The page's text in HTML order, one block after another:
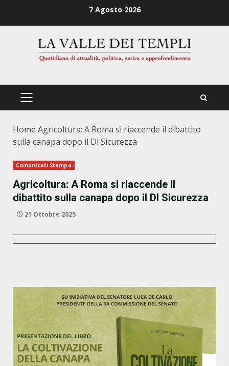
7 Agosto 2026
PRIMÄRES
Home Agricoltura: A Roma si riaccende il dibattito
sulla canapa dopo il Dl Sicurezza
Comunicati Stampa
Agricoltura: A Roma si riaccende il
dibattito sulla canapa dopo il Dl Sicurezza
21 Ottobre 2025